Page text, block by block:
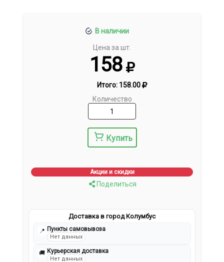
В наличии
Цена за шт.
158
Итого: 158.00
Количество
Купить
Акции и скидки
Поделиться
Доставка в город Колумбус
📍 Пункты самовывоза
Нет данных
🚚 Курьерская доставка
Нет данных